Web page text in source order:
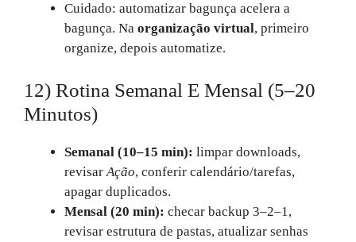
Cuidado: automatizar bagunça acelera a
bagunça. Na organização virtual, primeiro
organize, depois automatize.
12) Rotina Semanal E Mensal (5–20
Minutos)
Semanal (10–15 min): limpar downloads,
revisar Ação, conferir calendário/tarefas,
apagar duplicados.
Mensal (20 min): checar backup 3–2–1,
revisar estrutura de pastas, atualizar senhas